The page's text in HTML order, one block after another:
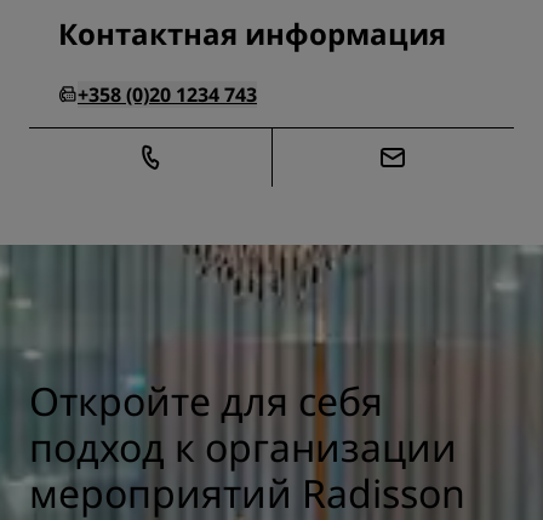
Контактная информация
+358 (0)20 1234 743
Откройте для себя
подход к организации
мероприятий Radisson